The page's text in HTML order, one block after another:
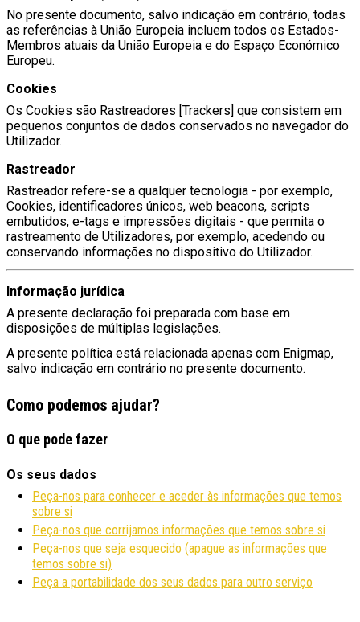
No presente documento, salvo indicação em contrário, todas
as referências à União Europeia incluem todos os Estados-
Membros atuais da União Europeia e do Espaço Económico
Europeu.
Cookies
Os Cookies são Rastreadores [Trackers] que consistem em
pequenos conjuntos de dados conservados no navegador do
Utilizador.
Rastreador
Rastreador refere-se a qualquer tecnologia - por exemplo,
Cookies, identificadores únicos, web beacons, scripts
embutidos, e-tags e impressões digitais - que permita o
rastreamento de Utilizadores, por exemplo, acedendo ou
conservando informações no dispositivo do Utilizador.
Informação jurídica
A presente declaração foi preparada com base em
disposições de múltiplas legislações.
A presente política está relacionada apenas com Enigmap,
salvo indicação em contrário no presente documento.
Como podemos ajudar?
O que pode fazer
Os seus dados
Peça-nos para conhecer e aceder às informações que temos
sobre si
Peça-nos que corrijamos informações que temos sobre si
Peça-nos que seja esquecido (apague as informações que
temos sobre si)
Peça a portabilidade dos seus dados para outro serviço